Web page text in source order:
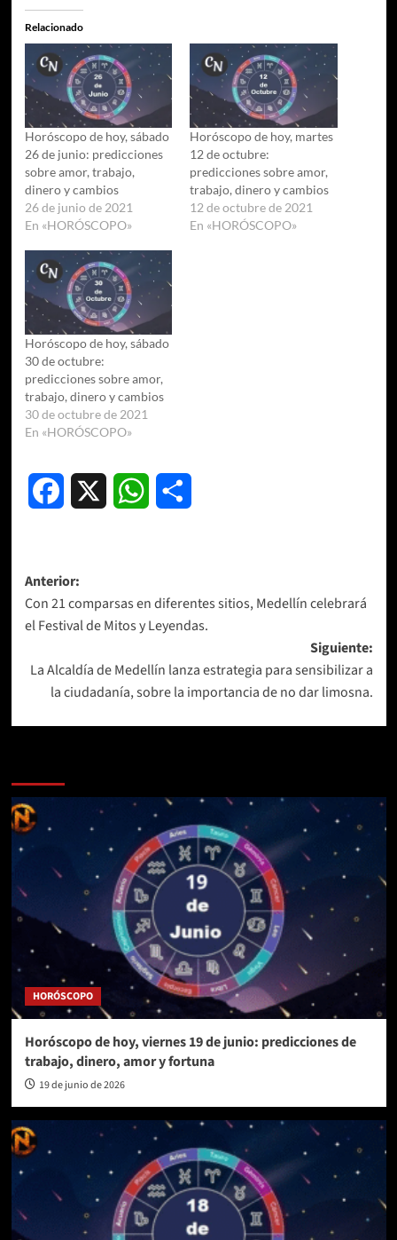
Relacionado
Horóscopo de hoy, sábado
26 de junio: predicciones
sobre amor, trabajo,
dinero y cambios
26 de junio de 2021
En «HORÓSCOPO»
Horóscopo de hoy, martes
12 de octubre:
predicciones sobre amor,
trabajo, dinero y cambios
12 de octubre de 2021
En «HORÓSCOPO»
Horóscopo de hoy, sábado
30 de octubre:
predicciones sobre amor,
trabajo, dinero y cambios
30 de octubre de 2021
En «HORÓSCOPO»
Facebook WhatsApp
Navegación
de
entradas
Anterior:
Con 21 comparsas en diferentes sitios, Medellín celebrará
el Festival de Mitos y Leyendas.
Siguiente:
La Alcaldía de Medellín lanza estrategia para sensibilizar a
la ciudadanía, sobre la importancia de no dar limosna.
HORÓSCOPO
Horóscopo de hoy, viernes 19 de junio: predicciones de
trabajo, dinero, amor y fortuna
19 de junio de 2026